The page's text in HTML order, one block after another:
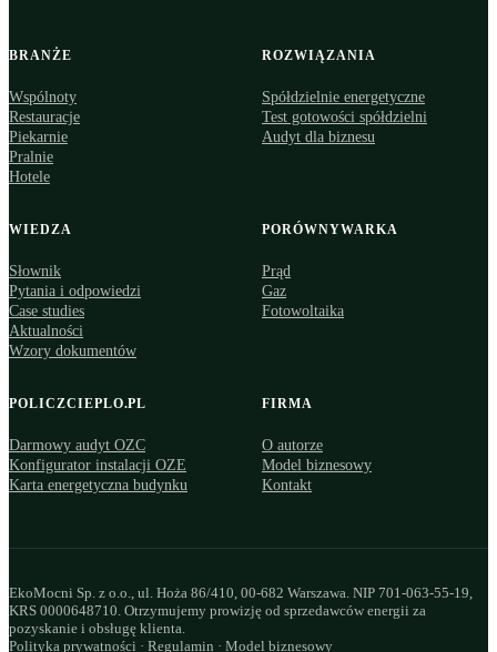
BRANŻE
Wspólnoty
Restauracje
Piekarnie
Pralnie
Hotele
ROZWIĄZANIA
Spółdzielnie energetyczne
Test gotowości spółdzielni
Audyt dla biznesu
WIEDZA
Słownik
Pytania i odpowiedzi
Case studies
Aktualności
Wzory dokumentów
PORÓWNYWARKA
Prąd
Gaz
Fotowoltaika
POLICZCIEPLO.PL
Darmowy audyt OZC
Konfigurator instalacji OZE
Karta energetyczna budynku
FIRMA
O autorze
Model biznesowy
Kontakt
EkoMocni Sp. z o.o., ul. Hoża 86/410, 00-682 Warszawa. NIP 701-063-55-19,
KRS 0000648710. Otrzymujemy prowizję od sprzedawców energii za
pozyskanie i obsługę klienta.
Polityka prywatności · Regulamin · Model biznesowy